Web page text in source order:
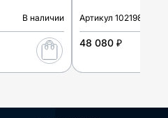
В наличии Артикул 102198
48 080 ₽